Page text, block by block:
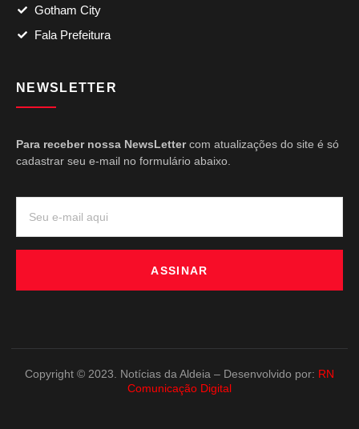
Gotham City
Fala Prefeitura
NEWSLETTER
Para receber nossa NewsLettercom atualizações do site é só
cadastrar seu e-mail no formulário abaixo.
ASSINAR
Copyright © 2023. Notícias da Aldeia – Desenvolvido por: RN
Comunicação Digital